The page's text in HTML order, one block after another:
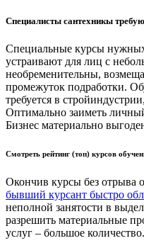
Специалисты сантехникы
Специальные курсы
устраивают для лиц с
необременительны,
промежуток подработки.
требуется в
Оптимально заиметь
Бизнес материально
Смотреть рейтинг (топ) курсов
Окончив курсы без отрыва
бывший курсант быстро
неполной занятости в
разрешить материальные
услуг – большое количество.